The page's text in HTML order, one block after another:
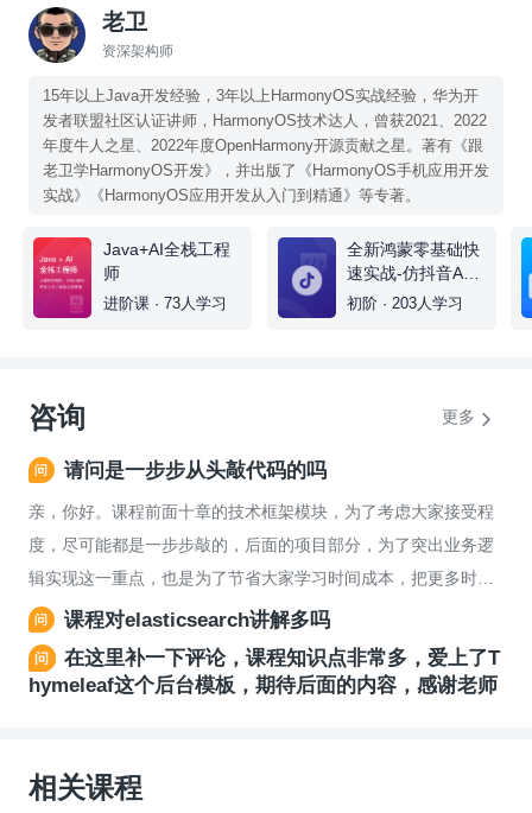
老卫
资深架构师
15年以上Java开发经验，3年以上HarmonyOS实战经验，华为开
发者联盟社区认证讲师，HarmonyOS技术达人，曾获2021、2022
年度牛人之星、2022年度OpenHarmony开源贡献之星。著有《跟
老卫学HarmonyOS开发》，并出版了《HarmonyOS手机应用开发
实战》《HarmonyOS应用开发从入门到精通》等专著。
Java+AI全栈工程
师
进阶课 · 73人学习
全新鸿蒙零基础快
速实战-仿抖音App
开发（ ArkTS版
初阶 · 203人学习
咨询 更多
请问是一步步从头敲代码的吗
亲，你好。课程前面十章的技术框架模块，为了考虑大家接受程
度，尽可能都是一步步敲的，后面的项目部分，为了突出业务逻
辑实现这一重点，也是为了节省大家学习时间成本，把更多时间
花在有用的地方。主要代码都是手把手敲的，个别简单的或者，
和之前代码类似的，老师提前准备好。祝亲学习愉快！
课程对elasticsearch讲解多吗
在这里补一下评论，课程知识点非常多，爱上了T
hymeleaf这个后台模板，期待后面的内容，感谢老师
相关课程